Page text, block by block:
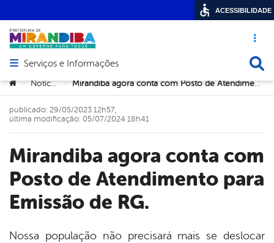
Acesso
Abrir menu principal de navegação
Serviços e Informações
Você está aqui:
> Notícias > Mirandiba agora conta com Posto de Atendimento para Emissão de RG.
Mirandiba agora conta com
Posto de Atendimento para
Emissão de RG.
publicado: 29/05/2023 12h57,
última modificação: 05/07/2024 18h41
Nossa população não precisará mais se deslocar
ACESSIBILIDADE